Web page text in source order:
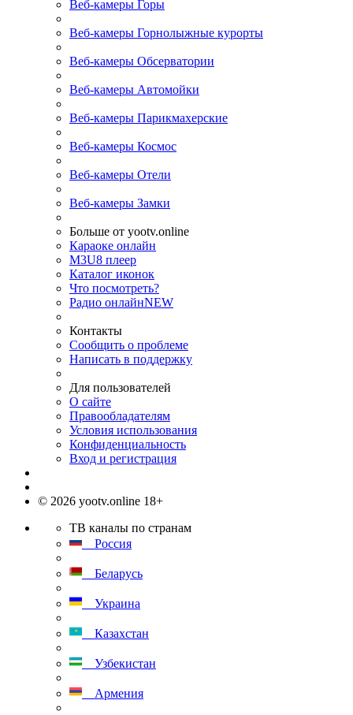
Веб-камеры Горы
Веб-камеры Горнолыжные курорты
Веб-камеры Обсерватории
Веб-камеры Автомойки
Веб-камеры Парикмахерские
Веб-камеры Космос
Веб-камеры Отели
Веб-камеры Замки
Больше от yootv.online
Караоке онлайн
M3U8 плеер
Каталог иконок
Что посмотреть?
Радио онлайнNEW
Контакты
Сообщить о проблеме
Написать в поддержку
Для пользователей
О сайте
Правообладателям
Условия использования
Конфиденциальность
Вход и регистрация
© 2026 yootv.online 18+
ТВ каналы по странам
Россия
Беларусь
Украина
Казахстан
Узбекистан
Армения